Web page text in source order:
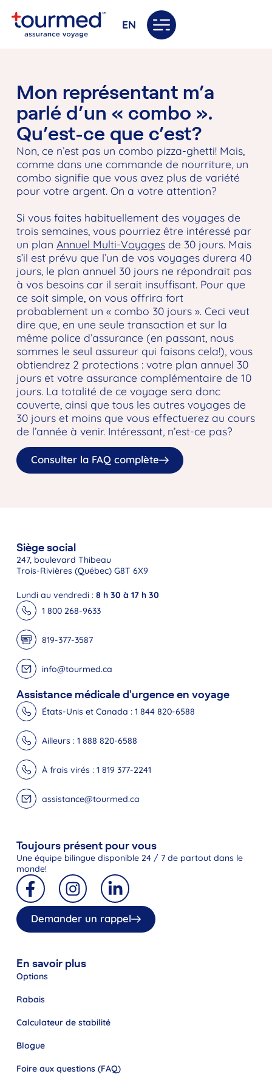
EN
Mon représentant m’a
parlé d’un « combo ».
Qu’est-ce que c’est?
Non, ce n’est pas un combo pizza-ghetti! Mais,
comme dans une commande de nourriture, un
combo signifie que vous avez plus de variété
pour votre argent. On a votre attention?
Si vous faites habituellement des voyages de
trois semaines, vous pourriez être intéressé par
un plan Annuel Multi-Voyagesde 30 jours. Mais
s’il est prévu que l’un de vos voyages durera 40
jours, le plan annuel 30 jours ne répondrait pas
à vos besoins car il serait insuffisant. Pour que
ce soit simple, on vous offrira fort
probablement un « combo 30 jours ». Ceci veut
dire que, en une seule transaction et sur la
même police d’assurance (en passant, nous
sommes le seul assureur qui faisons cela!), vous
obtiendrez 2 protections : votre plan annuel 30
jours et votre assurance complémentaire de 10
jours. La totalité de ce voyage sera donc
couverte, ainsi que tous les autres voyages de
30 jours et moins que vous effectuerez au cours
de l’année à venir. Intéressant, n’est-ce pas?
Consulter la FAQ complète
Siège social
247, boulevard Thibeau
Trois-Rivières (Québec) G8T 6X9
Lundi au vendredi : 8 h 30 à 17 h 30
1 800 268-9633
819-377-3587
info@tourmed.ca
Assistance médicale d'urgence en voyage
États-Unis et Canada : 1 844 820-6588
Ailleurs : 1 888 820-6588
À frais virés : 1 819 377-2241
assistance@tourmed.ca
Toujours présent pour vous
Une équipe bilingue disponible 24 / 7 de partout dans le
monde!
Demander un rappel
En savoir plus
Options
Rabais
Calculateur de stabilité
Blogue
Foire aux questions (FAQ)